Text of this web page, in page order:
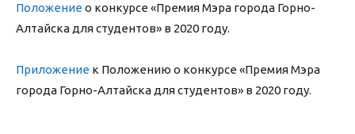
Положение о конкурсе «Премия Мэра города Горно-
Алтайска для студентов» в 2020 году.
Приложение к Положению о конкурсе «Премия Мэра
города Горно-Алтайска для студентов» в 2020 году.